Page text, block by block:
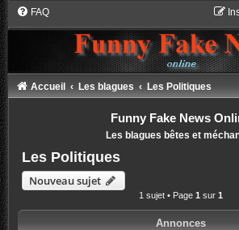
FAQ
Accueil Les blagues Les Politiques
Funny Fake News
Les blagues bêtes et
Les Politiques
Nouveau sujet
1 sujet • Page 1 sur 1
Annonces